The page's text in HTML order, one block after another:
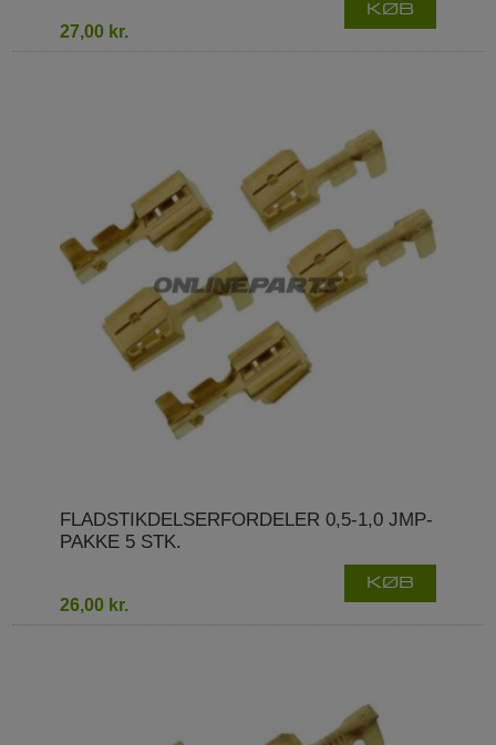
27,00 kr.
KØB
FLADSTIKDELSERFORDELER 0,5-1,0 JMP-
PAKKE 5 STK.
26,00 kr.
KØB